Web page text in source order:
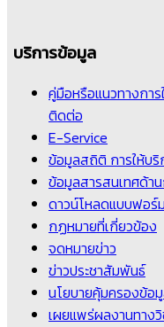
บริการข้อมูล
คู่มือหรือแนวทางกา
ติดต่อ
E-Service
ข้อมูลสถิติ การให้บริ
ข้อมูลสารสนเทศด้า
ดาวน์โหลดแบบฟอร์
กฏหมายที่เกี่ยวข้อง
จดหมายข่าว
ข่าวประชาสัมพันธ์
นโยบายคุ้มครองข้อ
เผยแพร่ผลงานทาง